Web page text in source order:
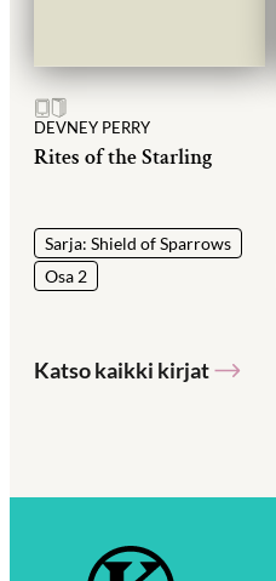
DEVNEY PERRY
Rites of the Starling
Sarja: Shield of Sparrows
Osa 2
Katso kaikki kirjat